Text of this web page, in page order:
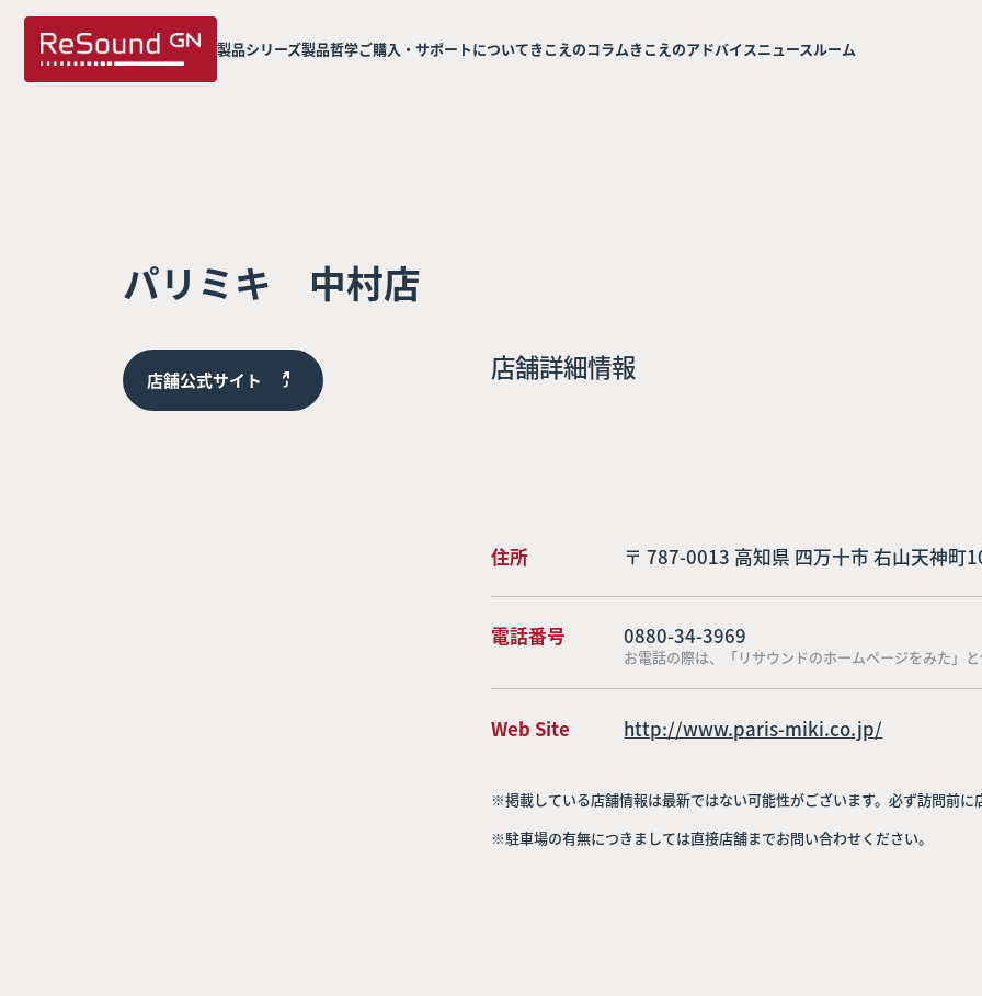
製品シリーズ製品哲学ご購入・サポートについてきこえのコラムきこえのアドバイスニュースルーム
パリミキ 中村店
店舗公式サイト 店舗詳細情報
住所 〒 787-0013 高知県 四万十市 右山天神町
電話番号 0880-34-3969
お電話の際は、「リサウンドのホームページをみた」
Web Site http://www.paris-miki.co.jp/
※掲載している店舗情報は最新ではない可能性がございます。必ず訪問前に
※駐車場の有無につきましては直接店舗までお問い合わせください。